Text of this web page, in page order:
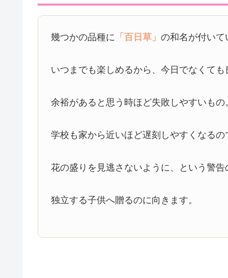
幾つかの品種に 「百日草」の和名が付いて
いつまでも楽しめるから、今日でなくても
余裕があると思う時ほど失敗しやすいもの
学校も家から近いほど遅刻しやすくなるの
花の盛りを見逃さないように、という警告
独立する子供へ贈るのに向きます。